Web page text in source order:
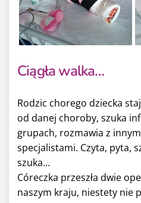
Ciągła walka…
Rodzic chorego dziecka
od danej choroby, szuka
grupach, rozmawia z
specjalistami. Czyta, pyta,
szuka...
Córeczka przeszła dwie
naszym kraju, niestety nie